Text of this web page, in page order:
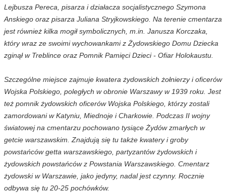
Lejbusza Pereca, pisarza i działacza socjalistycznego Szymona
Anskiego oraz pisarza Juliana Stryjkowskiego. Na terenie cmentarza
jest również kilka mogił symbolicznych, m.in. Janusza Korczaka,
który wraz ze swoimi wychowankami z Żydowskiego Domu Dziecka
zginął w Treblince oraz Pomnik Pamięci Dzieci - Ofiar Holokaustu.
Szczególne miejsce zajmuje kwatera żydowskich żołnierzy i oficerów
Wojska Polskiego, poległych w obronie Warszawy w 1939 roku. Jest
też pomnik żydowskich oficerów Wojska Polskiego, którzy zostali
zamordowani w Katyniu, Miednoje i Charkowie. Podczas II wojny
światowej na cmentarzu pochowano tysiące Żydów zmarłych w
getcie warszawskim. Znajdują się tu także kwatery i groby
powstańców getta warszawskiego, partyzantów żydowskich i
żydowskich powstańców z Powstania Warszawskiego. Cmentarz
żydowski w Warszawie, jako jedyny, nadal jest czynny. Rocznie
odbywa się tu 20-25 pochówków.